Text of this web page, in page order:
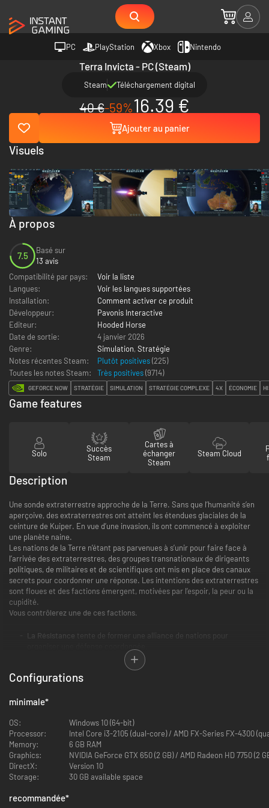
PC PlayStation Xbox Nintendo
Terra Invicta - PC (Steam)
Steam Téléchargement digital
40 €-59%16.39 €
Ajouter au panier
À propos
7.5
Basé sur
13 avis
Compatibilité par pays:
Voir la liste
Langues:
Voir les langues supportées
Installation:
Comment activer ce produit
Développeur:
Pavonis Interactive
Editeur:
Hooded Horse
Date de sortie:
4 janvier 2026
Genre:
Simulation, Stratégie
Notes récentes Steam:
Plutôt positives(225)
Toutes les notes Steam:
Très positives(9714)
GEFORCE NOW STRATÉGIE SIMULATION STRATÉGIE COMPLEXE 4X ÉCONOMIE
Visuels
Game features
Solo
Succès
Steam
Cartes à
échanger
Steam
Steam Cloud
Description
Une sonde extraterrestre approche de la Terre. Sans que l’humanité s’en
aperçoive, des extraterrestres ont atteint les étendues glaciales de la
ceinture de Kuiper. En vue d’une invasion, ils ont commencé à exploiter
une planète naine.
Les nations de la Terre n’étant pas parvenues à s’unir pour faire face à
l’arrivée des extraterrestres, des groupes transnationaux de dirigeants
politiques, de militaires et de scientifiques ont mis en place des canaux
secrets pour coordonner une réponse. Les intentions des extraterrestres
sont floues et des factions émergent, motivées par l’espoir, la peur ou la
cupidité.
Vous contrôlerez une de ces factions.
La Résistance tente de former une alliance de nations pour
jure d’exterminer les extraterrestres et tous leurs
Les Serviteursvénèrent les extraterrestres et voient en eux la
Le Protectorat
espère que l'arrivée des extraterrestres préfigure
l'opportunité de former une alliance interstellaire.
L'Initiative
tente de tirer profit du chaos et de la destruction.
Le Projet Exodea pour objectif de bâtir un vaisseau gigantesque et
de fuir le système solaire.
Configurations
minimale*
OS:
Windows 10 (64-bit)
Processor:
Intel Core i3-2105 (dual-core) / AMD FX-Series FX-4300
Memory:
6 GB RAM
Graphics:
NVIDIA GeForce GTX 650 (2 GB) / AMD Radeon HD 7750 (2
DirectX:
Version 10
Storage:
30 GB available space
recommandée*